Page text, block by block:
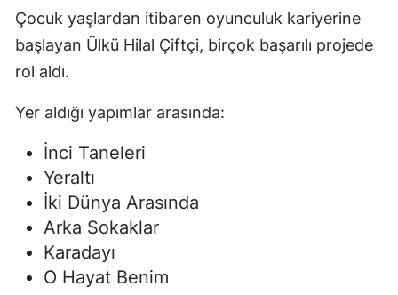
Çocuk yaşlardan itibaren oyunculuk kariyerine
başlayan Ülkü Hilal Çiftçi, birçok başarılı projede
rol aldı.
Yer aldığı yapımlar arasında:
İnci Taneleri
Yeraltı
İki Dünya Arasında
Arka Sokaklar
Karadayı
O Hayat Benim